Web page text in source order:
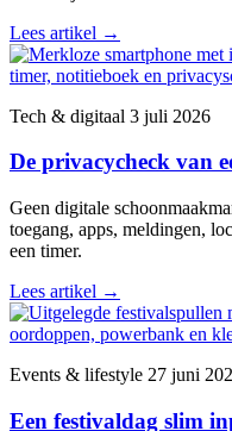
Lees artikel →
Tech & digitaal 3 juli 2026
De privacycheck van
Geen digitale
toegang, apps, meldingen,
een timer.
Lees artikel →
Events & lifestyle 27 juni
Een festivaldag slim